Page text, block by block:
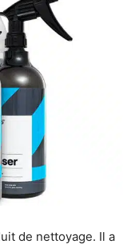
de nettoyage. Il a